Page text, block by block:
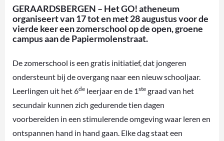
GERAARDSBERGEN – Het GO! atheneum
organiseert van 17 tot en met 28 augustus voor de
vierde keer een zomerschool op de open, groene
campus aan de Papiermolenstraat.
De zomerschool is een gratis initiatief, dat jongeren
ondersteunt bij de overgang naar een nieuw schooljaar.
Leerlingen uit het 6de leerjaar en de 1ste graad van het
secundair kunnen zich gedurende tien dagen
voorbereiden in een stimulerende omgeving waar leren en
ontspannen hand in hand gaan. Elke dag staat een